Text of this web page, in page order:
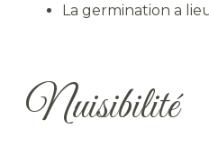
La germination a
Nuisibilité